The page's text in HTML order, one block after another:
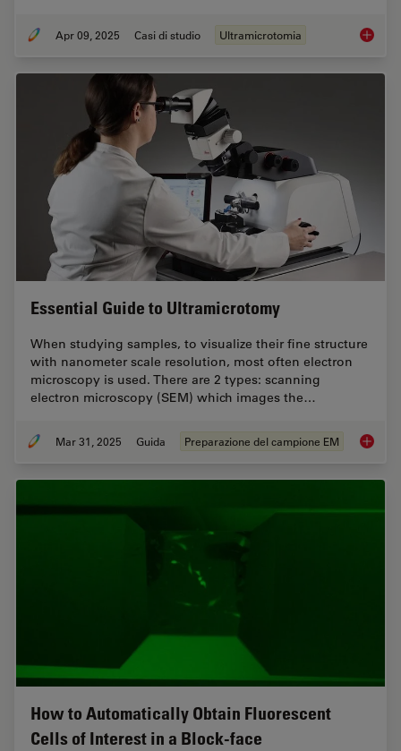
Apr 09, 2025 Casi di studio Ultramicrotomia How to
Essential Guide to Ultramicrotomy
When studying samples, to visualize their fine structure
with nanometer scale resolution, most often electron
microscopy is used. There are 2 types: scanning
electron microscopy (SEM) which images the…
Mar 31, 2025 Guida Preparazione del campione EM
How to Automatically Obtain Fluorescent
Cells of Interest in a Block-face